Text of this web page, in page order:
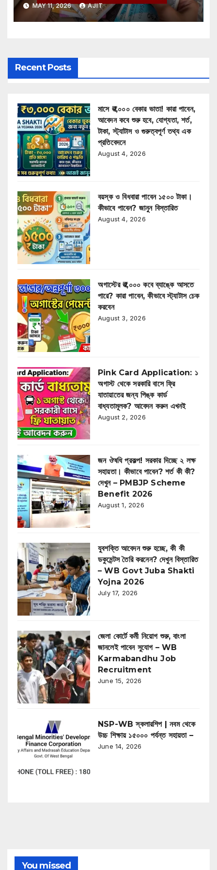
MAY 11, 2026 AJIT
Recent Posts
মাসে ₹৩,০০০ বেকার ভাতা! কারা পাবেন,
আবেদন কবে শুরু হবে, যোগ্যতা, শর্ত,
টাকা, স্ট্যাটাস ও গুরুত্বপূর্ণ তথ্য এক
প্রতিবেদনে
August 4, 2026
বয়স্ক ও বিধবারা পাবেন ১৫০০ টাকা।
কীভাবে পাবেন? জানুন বিস্তারিত
August 4, 2026
অগাস্টের ₹৩,০০০ কবে ব্যাঙ্কে আসতে
পারে? কারা পাবেন, কীভাবে স্ট্যাটাস চেক
করবেন
August 3, 2026
Pink Card Application: ১
অগাস্ট থেকে সরকারি বাসে ফ্রি
যাতায়াতের জন্য পিঙ্ক কার্ড
বাধ্যতামূলক? আবেদন করুন এখনই
August 2, 2026
জন ঔষধি প্রকল্প! সরকার দিচ্ছে ২ লক্ষ
সহায়তা। কীভাবে পাবেন? শর্ত কী কী?
দেখুন – PMBJP Scheme
Benefit 2026
August 1, 2026
যুবশক্তি আবেদন শুরু হচ্ছে, কী কী
ডকুমেন্টস তৈরি করনেন? দেখুন বিস্তারিত
– WB Govt Juba Shakti
Yojna 2026
July 17, 2026
জেলা কোর্টে কর্মী নিয়োগ শুরু, বাংলা
জানলেই পাবেন সুযোগ – WB
Karmabandhu Job
Recruitment
June 15, 2026
NSP-WB স্কলারশিপ | নবম থেকে
উচ্চ শিক্ষায় ১৫০০০ পর্যন্ত সহায়তা –
June 14, 2026
You missed